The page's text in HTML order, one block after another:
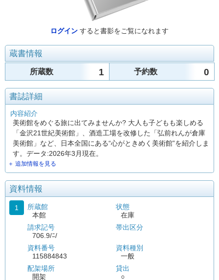
ログイン すると書影をご覧になれます
蔵書情報
所蔵数 1 予約数 0
書誌詳細
内容紹介
美術館をめぐる旅に出てみませんか? 大人も子どもも楽しめる
「金沢21世紀美術館」、酒造工場を改修した「弘前れんが倉庫
美術館」など、日本全国にある“心がときめく美術館”を紹介しま
す。データ:2026年3月現在。
＋ 追加情報を見る
資料情報
1
所蔵館
本館
請求記号
706.9/ﾆ/
資料番号
115884843
配架場所
開架
状態
在庫
帯出区分
資料種別
一般
貸出
○